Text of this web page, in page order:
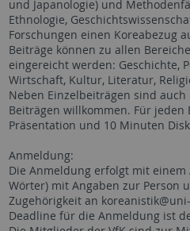
und Japanologie) und
Ethnologie,
Forschungen einen Koreabezug
Beiträge können zu allen
eingereicht werden: Geschichte,
Wirtschaft, Kultur, Literatur,
Neben Einzelbeiträgen sind
Beiträgen willkommen. Für
Präsentation und 10 Minuten
Anmeldung:
Die Anmeldung erfolgt mit einem
Wörter) mit Angaben zur Person
Zugehörigkeit an
Deadline für die Anmeldung ist